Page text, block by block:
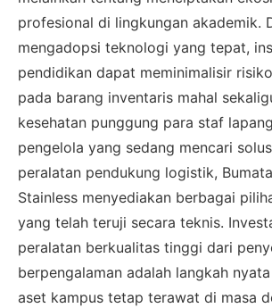
profesional di lingkungan akademik.
mengadopsi teknologi yang tepat,
pendidikan dapat meminimalisir
pada barang inventaris mahal
kesehatan punggung para staf
pengelola yang sedang mencari
peralatan pendukung logistik,
Stainless menyediakan berbagai
yang telah teruji secara teknis.
peralatan berkualitas tinggi dari
berpengalaman adalah langkah
aset kampus tetap terawat di masa
SALES ASSISTANCE
Hubungi Tim Sales
Konsultasikan kebutuhan proyek